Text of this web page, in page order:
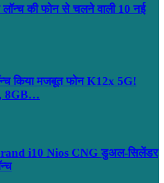
की फोन से चलने वाली 10 नई
किया मजबूत फोन K12x 5G!
8GB…
i10 Nios CNG डुअल-सिलेंडर